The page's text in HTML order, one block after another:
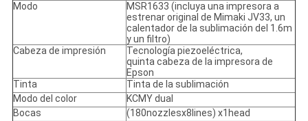
Modo
MSR1633 (incluya una impresora a
estrenar original de Mimaki JV33, un
calentador de la sublimación del 1.6m
y un filtro)
Cabeza de impresión
Tecnología piezoeléctrica,
quinta cabeza de la impresora de
Epson
Tinta
Tinta de la sublimación
Modo del color
KCMY dual
Bocas
(180nozzlesx8lines) x1head